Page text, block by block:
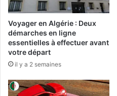
l
e
s
d
e
m
é
d
a
o
c
a
s
,
Voyager en Algérie : Deux
démarches en ligne
essentielles à effectuer avant
votre départ
il y a 2 semaines